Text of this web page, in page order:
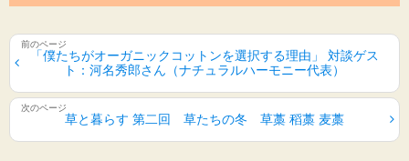
「僕たちがオーガニックコットンを選択する理由」 対談ゲス
ト：河名秀郎さん（ナチュラルハーモニー代表）
草と暮らす 第二回 草たちの冬 草藁 稻藁 麦藁